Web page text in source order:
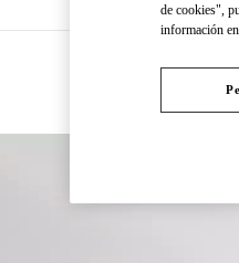
de cookies",
información en